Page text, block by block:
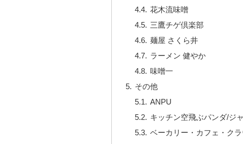
花木流味噌
三鷹チゲ倶楽部
麺屋 さくら井
ラーメン 健やか
味噌一
その他
ANPU
キッチン空飛ぶパンダ/ジ
ベーカリー・カフェ・ク